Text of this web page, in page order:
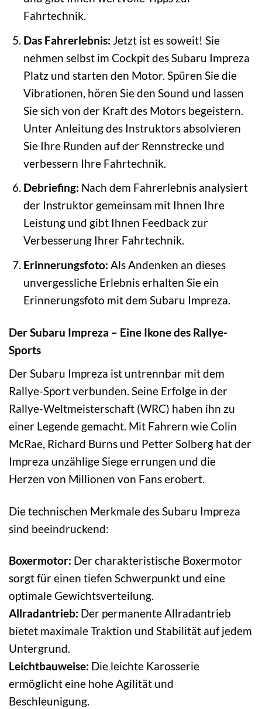
Fahrtechnik.
Das Fahrerlebnis: Jetzt ist es soweit! Sie
nehmen selbst im Cockpit des Subaru Impreza
Platz und starten den Motor. Spüren Sie die
Vibrationen, hören Sie den Sound und lassen
Sie sich von der Kraft des Motors begeistern.
Unter Anleitung des Instruktors absolvieren
Sie Ihre Runden auf der Rennstrecke und
verbessern Ihre Fahrtechnik.
Debriefing: Nach dem Fahrerlebnis analysiert
der Instruktor gemeinsam mit Ihnen Ihre
Leistung und gibt Ihnen Feedback zur
Verbesserung Ihrer Fahrtechnik.
Erinnerungsfoto: Als Andenken an dieses
unvergessliche Erlebnis erhalten Sie ein
Erinnerungsfoto mit dem Subaru Impreza.
Der Subaru Impreza – Eine Ikone des Rallye-
Sports
Der Subaru Impreza ist untrennbar mit dem
Rallye-Sport verbunden. Seine Erfolge in der
Rallye-Weltmeisterschaft (WRC) haben ihn zu
einer Legende gemacht. Mit Fahrern wie Colin
McRae, Richard Burns und Petter Solberg hat der
Impreza unzählige Siege errungen und die
Herzen von Millionen von Fans erobert.
Die technischen Merkmale des Subaru Impreza
sind beeindruckend:
Boxermotor: Der charakteristische Boxermotor
sorgt für einen tiefen Schwerpunkt und eine
optimale Gewichtsverteilung.
Allradantrieb: Der permanente Allradantrieb
bietet maximale Traktion und Stabilität auf jedem
Untergrund.
Leichtbauweise: Die leichte Karosserie
ermöglicht eine hohe Agilität und
Beschleunigung.